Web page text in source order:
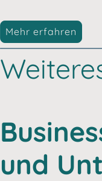
Mehr erfahren
und